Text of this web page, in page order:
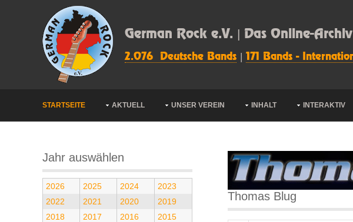
German Rock e.V. | Das Online-
2.076 Deutsche Bands 171 Bands -
STARTSEITE AKTUELL UNSER VEREIN INHALT INTERAKTIV
Jahr auswählen
2026 2025 2024
2023
2022
2021 2020
2019
2018
2017 2016
2015
Thomas Blug